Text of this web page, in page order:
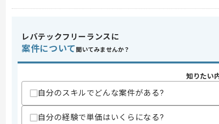
スキル
・閉域網設計、運用実務経験
・SASE（Prisma Access等）設計、運
・ファシリテーション能力、ドキュメン
・CASB導入計画、全体設計
・IdP/SAML連携、MDM連携知見
スキルに不安がある方へ
レバテックフリーランスに
案件について 聞いてみませんか？
知りたい
自分のスキルでどんな案件がある?
自分の経験で単価はいくらになる?